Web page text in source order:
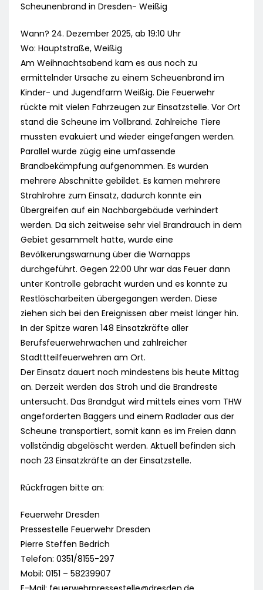
Scheunenbrand in Dresden- Weißig
Wann? 24. Dezember 2025, ab 19:10 Uhr
Wo: Hauptstraße, Weißig
Am Weihnachtsabend kam es aus noch zu
ermittelnder Ursache zu einem Scheuenbrand im
Kinder- und Jugendfarm Weißig. Die Feuerwehr
rückte mit vielen Fahrzeugen zur Einsatzstelle. Vor Ort
stand die Scheune im Vollbrand. Zahlreiche Tiere
mussten evakuiert und wieder eingefangen werden.
Parallel wurde zügig eine umfassende
Brandbekämpfung aufgenommen. Es wurden
mehrere Abschnitte gebildet. Es kamen mehrere
Strahlrohre zum Einsatz, dadurch konnte ein
Übergreifen auf ein Nachbargebäude verhindert
werden. Da sich zeitweise sehr viel Brandrauch in dem
Gebiet gesammelt hatte, wurde eine
Bevölkerungswarnung über die Warnapps
durchgeführt. Gegen 22:00 Uhr war das Feuer dann
unter Kontrolle gebracht wurden und es konnte zu
Restlöscharbeiten übergegangen werden. Diese
ziehen sich bei den Ereignissen aber meist länger hin.
In der Spitze waren 148 Einsatzkräfte aller
Berufsfeuerwehrwachen und zahlreicher
Stadttteilfeuerwehren am Ort.
Der Einsatz dauert noch mindestens bis heute Mittag
an. Derzeit werden das Stroh und die Brandreste
untersucht. Das Brandgut wird mittels eines vom THW
angeforderten Baggers und einem Radlader aus der
Scheune transportiert, somit kann es im Freien dann
vollständig abgelöscht werden. Aktuell befinden sich
noch 23 Einsatzkräfte an der Einsatzstelle.
Rückfragen bitte an:
Feuerwehr Dresden
Pressestelle Feuerwehr Dresden
Pierre Steffen Bedrich
Telefon: 0351/8155-297
Mobil: 0151 – 58239907